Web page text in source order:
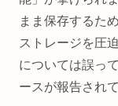
まま保存するた
ストレージを圧
については誤っ
ースが報告され